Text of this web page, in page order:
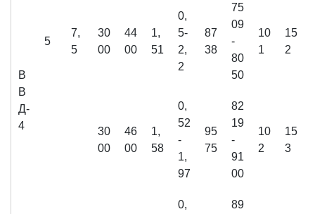
В
В
Д-
4
5
7,
5
30
00
44
00
1,
51
0,
5-
2,
2
87
38
75
09
-
80
50
10
1
15
2
30
00
46
00
1,
58
0,
52
-
1,
97
95
75
82
19
-
91
00
10
2
15
3
0,
89